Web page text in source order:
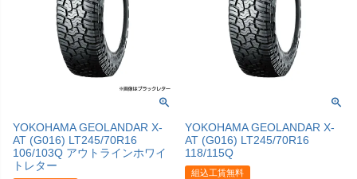
YOKOHAMA GEOLANDAR X-
AT (G016) LT245/70R16
106/103Q アウトラインホワイ
トレター
YOKOHAMA GEOLANDAR X-
AT (G016) LT245/70R16
118/115Q
組込工賃無料